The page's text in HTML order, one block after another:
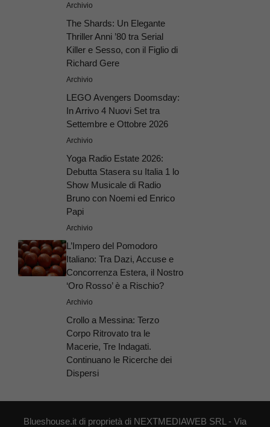
Archivio
The Shards: Un Elegante
Thriller Anni ’80 tra Serial
Killer e Sesso, con il Figlio di
Richard Gere
Archivio
LEGO Avengers Doomsday:
In Arrivo 4 Nuovi Set tra
Settembre e Ottobre 2026
Archivio
Yoga Radio Estate 2026:
Debutta Stasera su Italia 1 lo
Show Musicale di Radio
Bruno con Noemi ed Enrico
Papi
Archivio
L’Impero del Pomodoro
Italiano: Tra Dazi, Accuse e
Concorrenza Estera, il Nostro
‘Oro Rosso’ è a Rischio?
Archivio
Crollo a Messina: Terzo
Corpo Ritrovato tra le
Macerie, Tre Indagati.
Continuano le Ricerche dei
Dispersi
Blueshouse.it di proprietà di NEXTMEDIAWEB SRL - Via